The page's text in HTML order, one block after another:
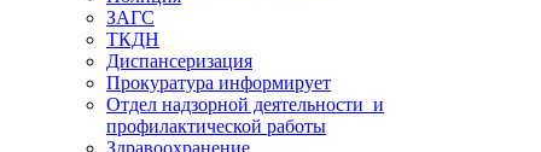
ЗАГС
ТКДН
Диспансеризация
Прокуратура информирует
Отдел надзорной деятельности и
профилактической работы
Здравоохранение